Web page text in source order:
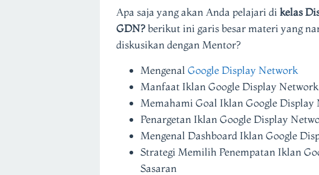
Apa saja yang akan Anda pelajari di kelas
GDN?berikut ini garis besar materi yang
diskusikan dengan Mentor?
Mengenal Google Display Network
Manfaat Iklan Google Display Network
Memahami Goal Iklan Google
Penargetan Iklan Google Display
Mengenal Dashboard Iklan Google
Strategi Memilih Penempatan Iklan
Sasaran